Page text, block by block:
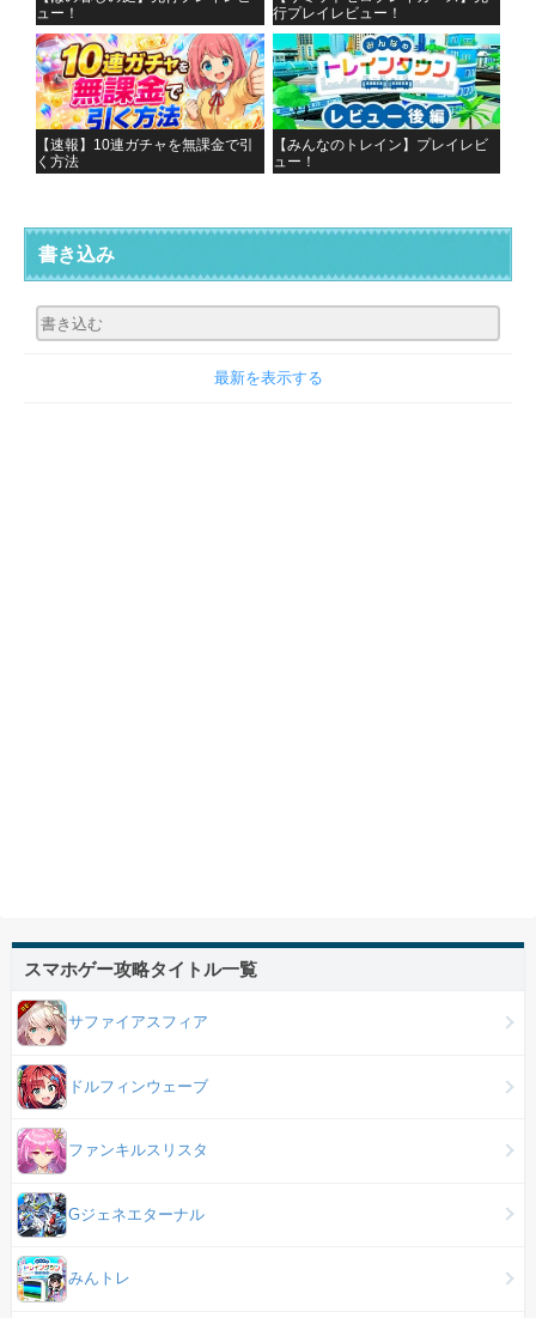
ュー！
行プレイレビュー！
【速報】10連ガチャを無課金で引
く方法
【みんなのトレイン】プレイレビ
ュー！
書き込み
最新を表示する
スマホゲー攻略タイトル一覧
サファイアスフィア
ドルフィンウェーブ
ファンキルスリスタ
Gジェネエターナル
みんトレ